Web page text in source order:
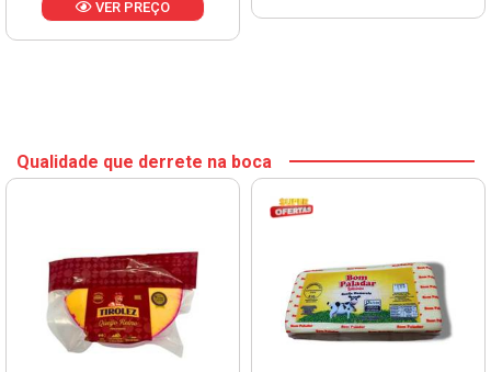
VER PREÇO
Qualidade que derrete na boca